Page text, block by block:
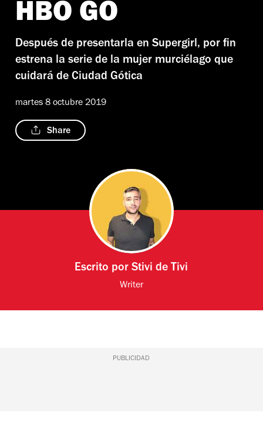
HBO GO
Después de presentarla en Supergirl, por fin
estrena la serie de la mujer murciélago que
cuidará de Ciudad Gótica
martes 8 octubre 2019
Share
Escrito porStivi de Tivi
Writer
PUBLICIDAD